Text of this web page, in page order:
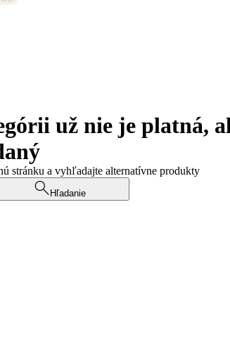
už nie je platná,
stránku a vyhľadajte alternatívne produkty
Hľadanie